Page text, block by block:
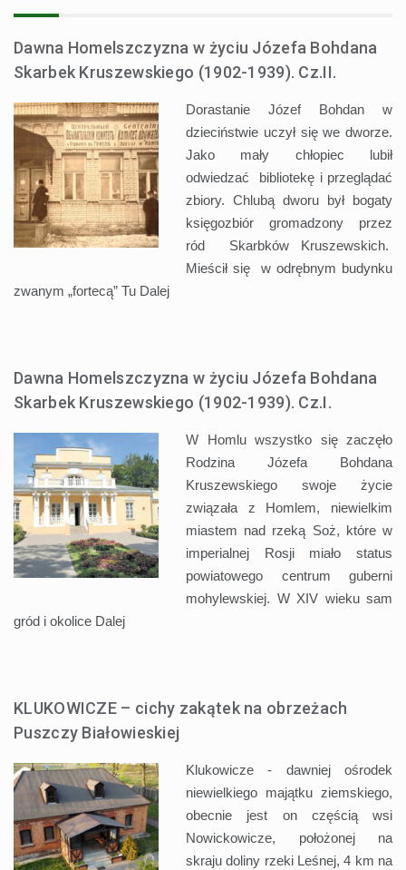
Dawna Homelszczyzna w życiu Józefa Bohdana
Skarbek Kruszewskiego (1902-1939). Cz.II.
Dorastanie Józef Bohdan w
dzieciństwie uczył się we dworze.
Jako mały chłopiec lubił
odwiedzać bibliotekę i przeglądać
zbiory. Chlubą dworu był bogaty
księgozbiór gromadzony przez
ród Skarbków Kruszewskich.
Mieścił się w odrębnym budynku
zwanym „fortecą” Tu Dalej
Dawna Homelszczyzna w życiu Józefa Bohdana
Skarbek Kruszewskiego (1902-1939). Cz.I.
W Homlu wszystko się zaczęło
Rodzina Józefa Bohdana
Kruszewskiego swoje życie
związała z Homlem, niewielkim
miastem nad rzeką Soż, które w
imperialnej Rosji miało status
powiatowego centrum guberni
mohylewskiej. W XIV wieku sam
gród i okolice Dalej
KLUKOWICZE – cichy zakątek na obrzeżach
Puszczy Białowieskiej
Klukowicze - dawniej ośrodek
niewielkiego majątku ziemskiego,
obecnie jest on częścią wsi
Nowickowicze, położonej na
skraju doliny rzeki Leśnej, 4 km na